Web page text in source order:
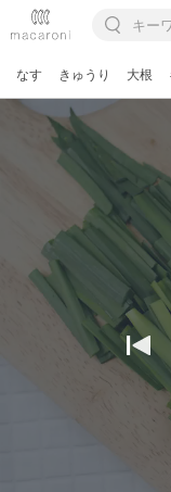
なす きゅうり 大根